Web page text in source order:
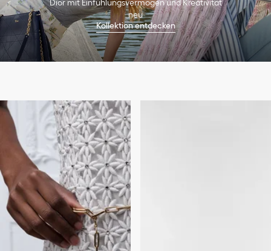
Dior mit Einfühlungsvermögen und Kreativität
neu
Kollektion entdecken